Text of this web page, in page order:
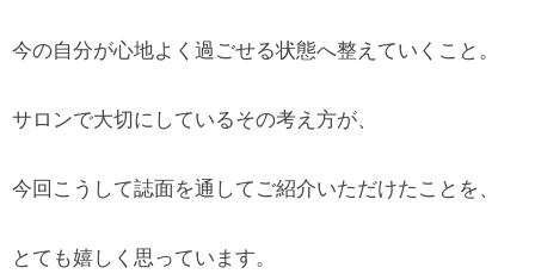
今の自分が心地よく過ごせる状態へ整えていくこと。
サロンで大切にしているその考え方が、
今回こうして誌面を通してご紹介いただけたことを、
とても嬉しく思っています。